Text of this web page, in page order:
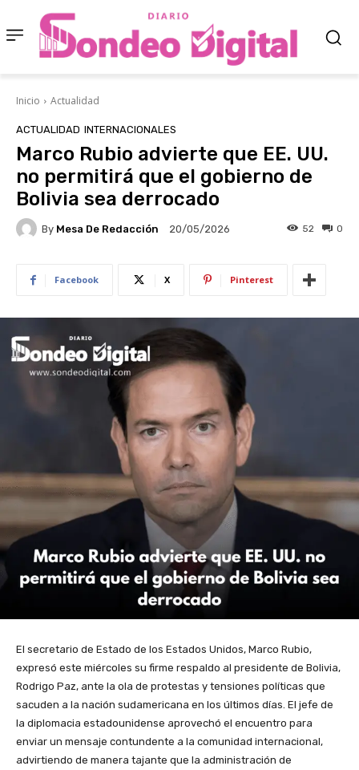
Inicio Actualidad
ACTUALIDAD INTERNACIONALES
Marco Rubio advierte que EE. UU.
no permitirá que el gobierno de
Bolivia sea derrocado
By Mesa De Redacción 20/05/2026 0
52
Facebook X Pinterest
El secretario de Estado de los Estados Unidos, Marco Rubio,
expresó este miércoles su firme respaldo al presidente de Bolivia,
Rodrigo Paz, ante la ola de protestas y tensiones políticas que
sacuden a la nación sudamericana en los últimos días. El jefe de
la diplomacia estadounidense aprovechó el encuentro para
enviar un mensaje contundente a la comunidad internacional,
advirtiendo de manera tajante que la administración de